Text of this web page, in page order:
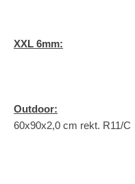
XXL 6mm:
Outdoor:
60x90x2,0 cm rekt. R11/C